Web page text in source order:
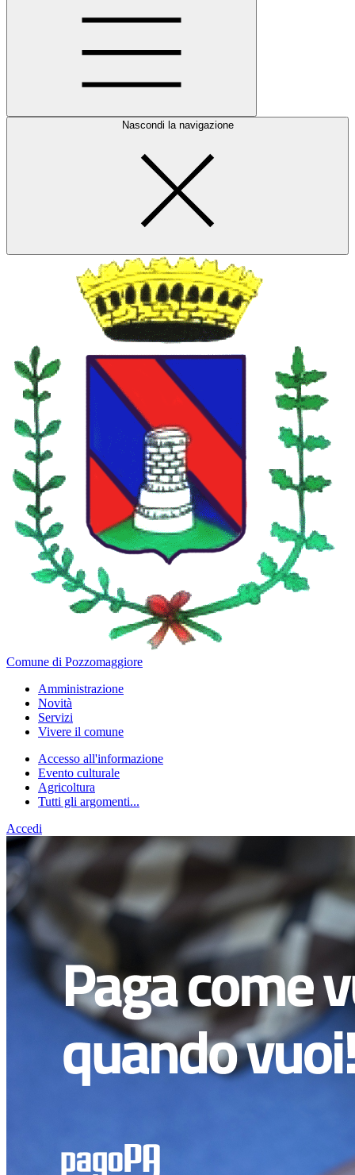
Nascondi la navigazione
Comune di Pozzomaggiore
Amministrazione
Novità
Servizi
Vivere il comune
Accesso all'informazione
Evento culturale
Agricoltura
Tutti gli argomenti...
Accedi